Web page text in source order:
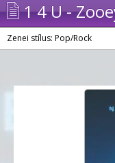
1 4 U -
Zenei stílus: Pop/Rock